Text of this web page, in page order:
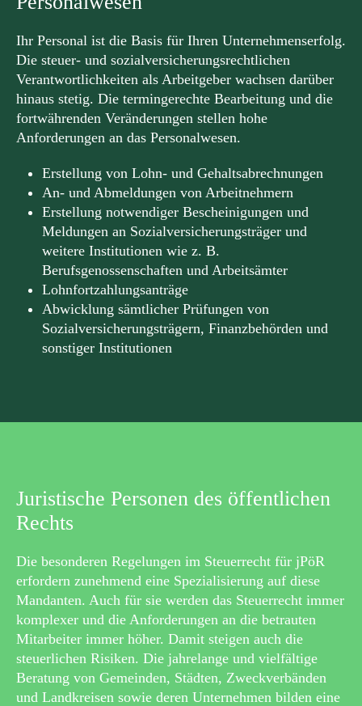
Ihr Personal ist die Basis für Ihren Unternehmenserfolg.
Die steuer- und sozialversicherungsrechtlichen
Verantwortlichkeiten als Arbeitgeber wachsen darüber
hinaus stetig. Die termingerechte Bearbeitung und die
fortwährenden Veränderungen stellen hohe
Anforderungen an das Personalwesen.
Erstellung von Lohn- und Gehaltsabrechnungen
An- und Abmeldungen von Arbeitnehmern
Erstellung notwendiger Bescheinigungen und
Meldungen an Sozialversicherungsträger und
weitere Institutionen wie z. B.
Berufsgenossenschaften und Arbeitsämter
Lohnfortzahlungsanträge
Abwicklung sämtlicher Prüfungen von
Sozialversicherungsträgern, Finanzbehörden und
sonstiger Institutionen
Juristische Personen des öffentlichen
Rechts
Die besonderen Regelungen im Steuerrecht für jPöR
erfordern zunehmend eine Spezialisierung auf diese
Mandanten. Auch für sie werden das Steuerrecht immer
komplexer und die Anforderungen an die betrauten
Mitarbeiter immer höher. Damit steigen auch die
steuerlichen Risiken. Die jahrelange und vielfältige
Beratung von Gemeinden, Städten, Zweckverbänden
und Landkreisen sowie deren Unternehmen bilden eine